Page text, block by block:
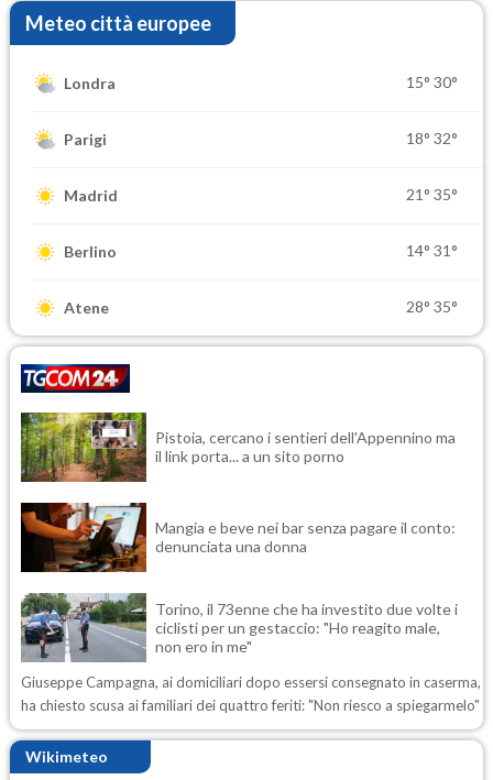
Meteo città europee
Londra 15° 30°
Parigi 18° 32°
Madrid 21° 35°
Berlino 14° 31°
Atene 28° 35°
Pistoia, cercano i sentieri dell'Appennino ma
il link porta... a un sito porno
Mangia e beve nei bar senza pagare il conto:
denunciata una donna
Torino, il 73enne che ha investito due volte i
ciclisti per un gestaccio: "Ho reagito male,
non ero in me"
Giuseppe Campagna, ai domiciliari dopo essersi consegnato in caserma,
ha chiesto scusa ai familiari dei quattro feriti: "Non riesco a spiegarmelo"
Wikimeteo